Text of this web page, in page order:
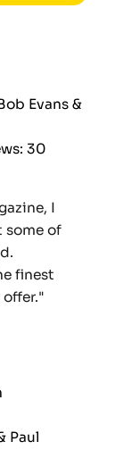
Evans &
30
I
some of
finest
Paul